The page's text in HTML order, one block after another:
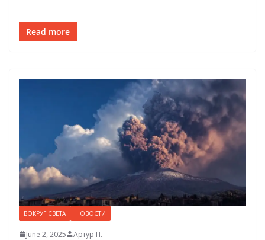
Read more
ВОКРУГ СВЕТА НОВОСТИ
June 2, 2025 Артур П.